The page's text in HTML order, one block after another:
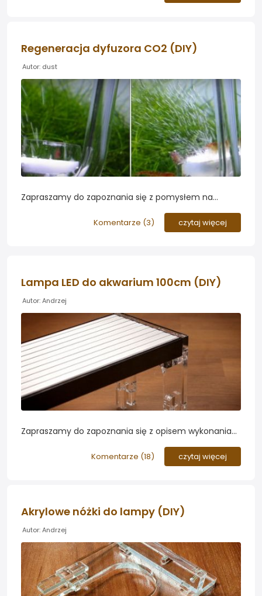
ilustrujących dokładny przebieg procesu konstrukcji i
Regeneracja dyfuzora CO2 (DIY)
Autor: dust
Zapraszamy do zapoznania się z pomysłem na
węgla. Zastosowana metoda pozwala uzyskać
mikroskopijne bąbelki nawet w przypadku starych,
Komentarze (3) czytaj więcej
Lampa LED do akwarium 100cm (DIY)
Autor: Andrzej
Zapraszamy do zapoznania się z opisem wykonania
W projekcie wykorzystano system sterowania z
płynnym włączaniem i wyłączaniem lampy oraz
Komentarze (18) czytaj więcej
Akrylowe nóżki do lampy (DIY)
Autor: Andrzej